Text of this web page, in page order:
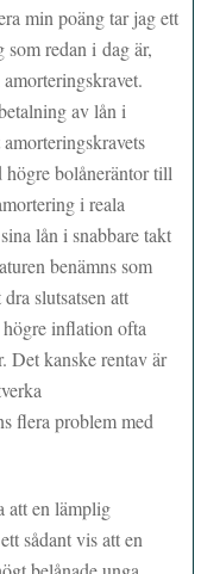
min poäng tar jag ett
redan i dag är,
av lån i
amorteringskravets
bolåneräntor till
i reala
lån i snabbare takt
benämns som
slutsatsen att
inflation ofta
Det kanske rentav är
flera problem med
att en lämplig
sådant vis att en